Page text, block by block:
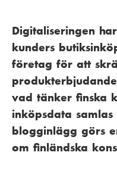
Digitaliseringen
kunders
företag för att
vad tänker finska
inköpsdata
blogginlägg görs
om finländska